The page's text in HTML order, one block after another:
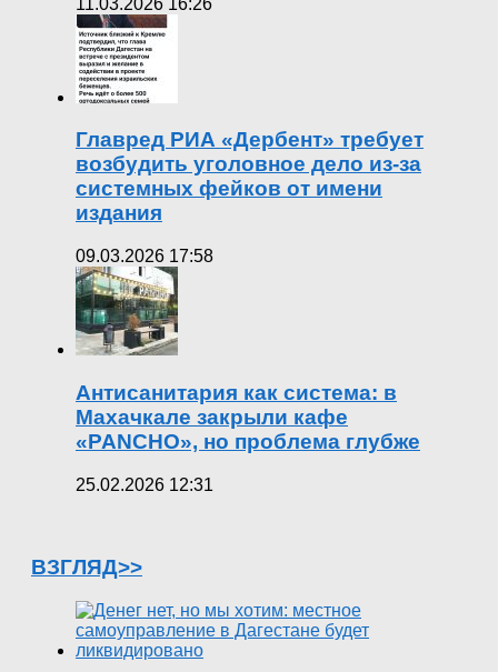
Главред РИА «Дербент» требует
возбудить уголовное дело из-за
системных фейков от имени
издания
09.03.2026 17:58
Антисанитария как система: в
Махачкале закрыли кафе
«PANCHO», но проблема глубже
25.02.2026 12:31
ВЗГЛЯД>>